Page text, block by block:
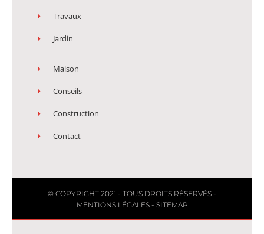
Travaux
Jardin
Maison
Conseils
Construction
Contact
© COPYRIGHT 2021 - TOUS DROITS RÉSERVÉS -
MENTIONS LÉGALES- SITEMAP